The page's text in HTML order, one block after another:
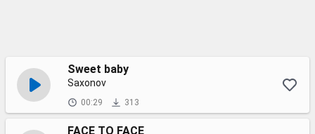
Sweet baby
Saxonov
00:29 313
FACE TO FACE